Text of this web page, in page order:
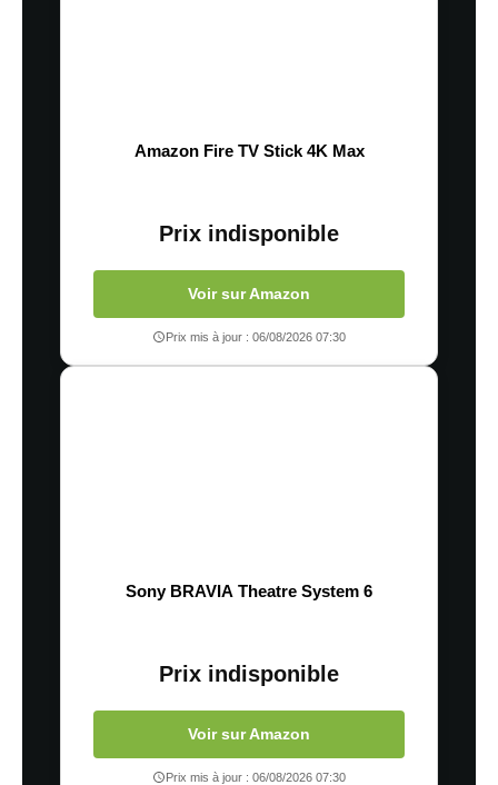
Amazon Fire TV Stick 4K Max
Prix indisponible
Voir sur Amazon
Prix mis à jour : 06/08/2026 07:30
Sony BRAVIA Theatre System 6
Prix indisponible
Voir sur Amazon
Prix mis à jour : 06/08/2026 07:30